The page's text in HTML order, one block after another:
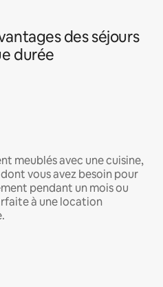
des séjours
durée
meublés avec une cuisine,
vous avez besoin pour
pendant un mois ou
à une location